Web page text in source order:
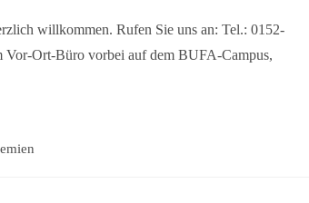
willkommen. Rufen Sie uns an: Tel.: 0152-
Vor-Ort-Büro vorbei auf dem BUFA-Campus,